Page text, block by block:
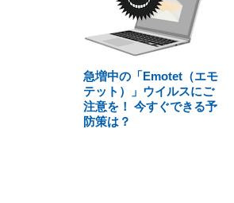
急増中の「Emotet（エモ
テット）」ウイルスにご
注意を！ 今すぐできる予
防策は？